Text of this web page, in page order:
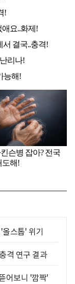
스톱' 위기
격 연구 결과
어보니 '깜짝'